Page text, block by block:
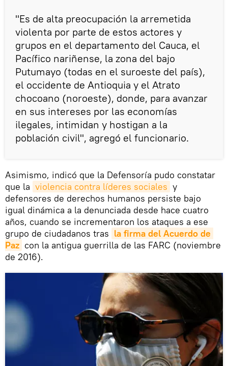
"Es de alta preocupación la arremetida
violenta por parte de estos actores y
grupos en el departamento del Cauca, el
Pacífico nariñense, la zona del bajo
Putumayo (todas en el suroeste del país),
el occidente de Antioquia y el Atrato
chocoano (noroeste), donde, para avanzar
en sus intereses por las economías
ilegales, intimidan y hostigan a la
población civil", agregó el funcionario.
Asimismo, indicó que la Defensoría pudo constatar
que la violencia contra líderes sociales y
defensores de derechos humanos persiste bajo
igual dinámica a la denunciada desde hace cuatro
años, cuando se incrementaron los ataques a ese
grupo de ciudadanos tras la firma del Acuerdo de
Paz con la antigua guerrilla de las FARC (noviembre
de 2016).